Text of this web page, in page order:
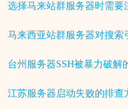
选择马来站群服务器时需要
马来西亚站群服务器对搜索
台州服务器SSH被暴力破解
江苏服务器启动失败的排查